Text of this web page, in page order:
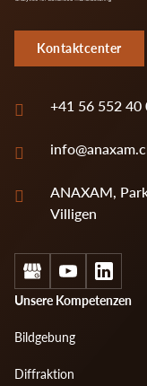
Kontaktcenter
+41 56 552 40
ANAXAM,
Villigen
Social
Footer
menu
1
Unsere Kompetenzen
Bildgebung
Diffraktion